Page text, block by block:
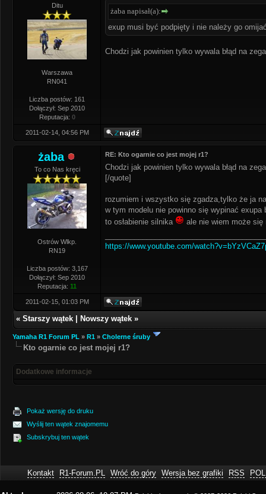
Ditu
Warszawa
RN041
Liczba postów: 161
Dołączył: Sep 2010
Reputacja: 0
żaba napisał(a):
exup musi być podpięty i nie należy go
Chodzi jak powinien tylko wywala błąd na
2011-02-14, 04:56 PM
żaba
To co Nas kręci
Ostrów Wlkp.
RN19
Liczba postów: 3,167
Dołączył: Sep 2010
Reputacja: 11
RE: Kto ogarnie co jest mojej r1?
Chodzi jak powinien tylko wywala błąd na
[/quote]
rozumiem i wszystko się zgadza,tylko że ja
w tym modelu nie powinno się wypinać exupa
to osłabienie silnika
ale nie wiem może się
https://www.youtube.com/
2011-02-15, 01:03 PM
« Starszy wątek Nowszy wątek »
Yamaha R1 Forum PL » R1 » Cholerne śruby
Kto ogarnie co jest mojej r1?
Dodatkowe informacje
Pokaż wersję do druku
Wyślij ten wątek znajomemu
Subskrybuj ten wątek
Kontakt R1-Forum.PL Wróć do góry Wersja bez grafiki RSS